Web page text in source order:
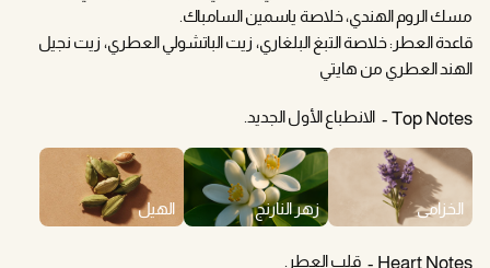
مسك الروم الهندي، خلاصة ياسمين السامباك.
قاعدة العطر: خلاصة التبغ البلغاري، زيت الباتشولي العطري، زيت نجيل
الهند العطري من هايتي
Top Notes الانطباع الأول الجديد.
الخزامى زهر النارنج الهيل
Heart Notes قلب العطر.